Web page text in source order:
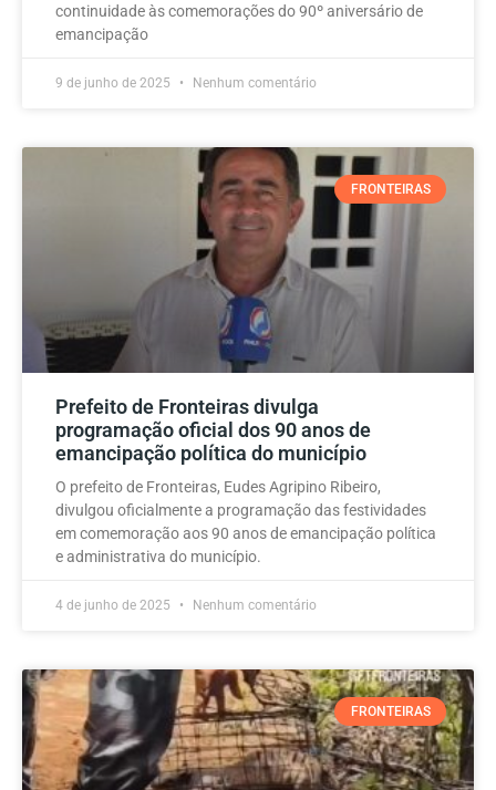
continuidade às comemorações do 90º aniversário de
emancipação
9 de junho de 2025 Nenhum comentário
FRONTEIRAS
Prefeito de Fronteiras divulga
programação oficial dos 90 anos de
emancipação política do município
O prefeito de Fronteiras, Eudes Agripino Ribeiro,
divulgou oficialmente a programação das festividades
em comemoração aos 90 anos de emancipação política
e administrativa do município.
4 de junho de 2025 Nenhum comentário
FRONTEIRAS